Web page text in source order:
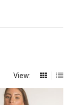
View: